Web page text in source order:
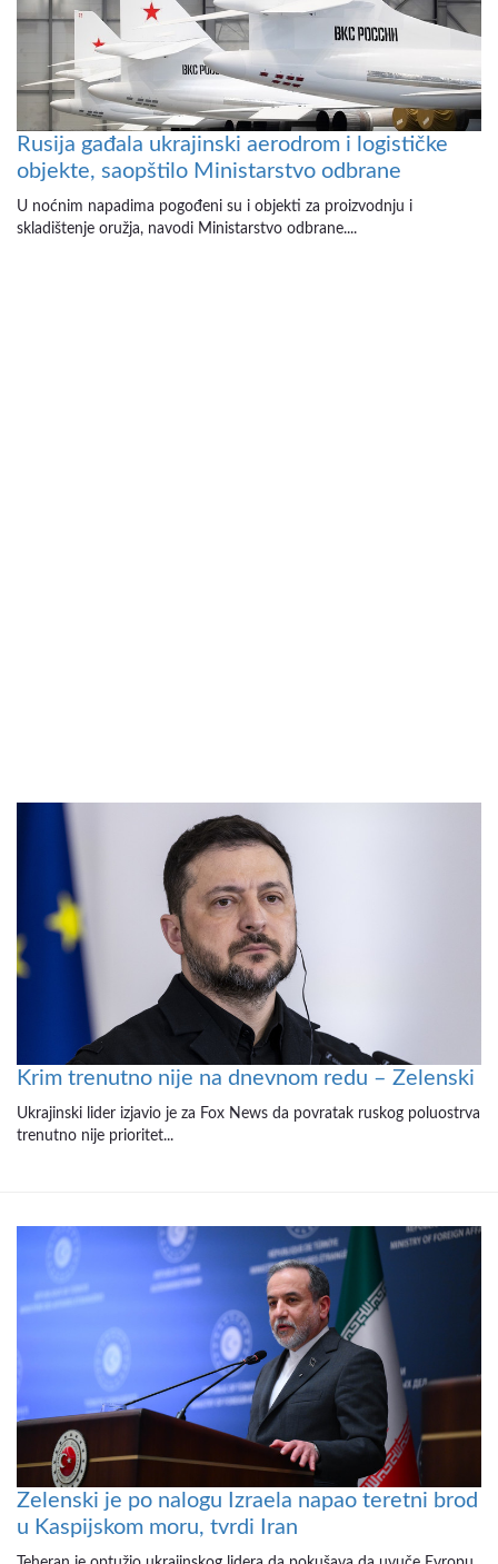
Rusija gađala ukrajinski aerodrom i logističke
objekte, saopštilo Ministarstvo odbrane
U noćnim napadima pogođeni su i objekti za proizvodnju i
skladištenje oružja, navodi Ministarstvo odbrane....
Krim trenutno nije na dnevnom redu – Zelenski
Ukrajinski lider izjavio je za Fox News da povratak ruskog poluostrva
trenutno nije prioritet...
Zelenski je po nalogu Izraela napao teretni brod
u Kaspijskom moru, tvrdi Iran